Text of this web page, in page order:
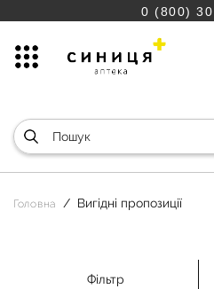
0 (800)
Головна Вигідні пропозиції
Фільтр